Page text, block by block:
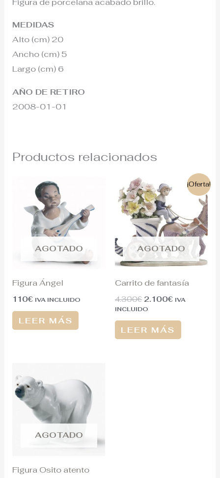
MEDIDAS
Alto (cm) 20
Ancho (cm) 5
Largo (cm) 6
AÑO DE RETIRO
2008-01-01
Productos relacionados
AGOTADO
Figura Ángel
110€ IVA INCLUIDO
LEER MÁS
¡Oferta!
AGOTADO
Carrito de fantasía
4.300€
El
precio
original
era:
4.300€.
2.100€
precio
es:
2.100€.
IVA
INCLUIDO
LEER MÁS
AGOTADO
Figura Osito atento